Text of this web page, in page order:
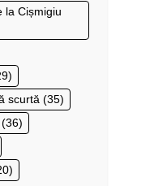
la Cișmigiu
scurtă (35)
(36)